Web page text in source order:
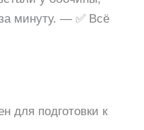
минуту. — ✅ Всё
для подготовки к